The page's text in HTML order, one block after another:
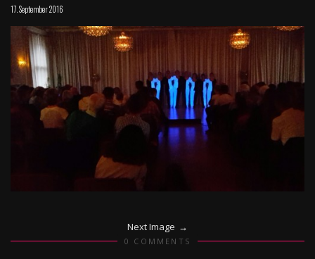
17. September 2016
Next Image
0 COMMENTS